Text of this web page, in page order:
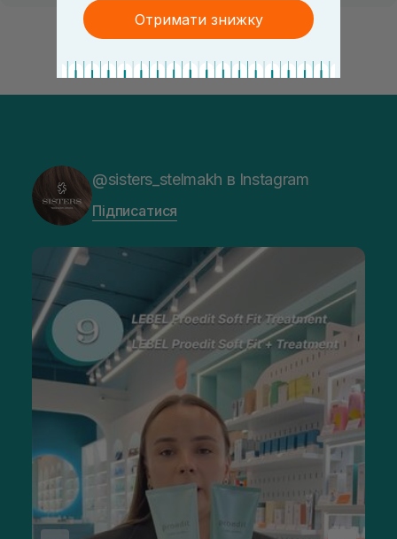
@sisters_stelmakh в Instagram
Підписатися
Отримати знижку